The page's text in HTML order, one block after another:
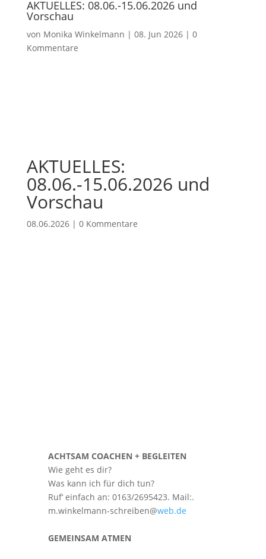
AKTUELLES: 08.06.-15.06.2026 und
Vorschau
von Monika Winkelmann | 08. Jun 2026| 0
Kommentare
AKTUELLES:
08.06.-15.06.2026 und
Vorschau
08.06.2026| 0 Kommentare
ACHTSAM COACHEN + BEGLEITEN
Wie geht es dir?
Was kann ich für dich tun?
Ruf‘ einfach an: 0163/2695423. Mail:.
m.winkelmann-schreiben@web.de
GEMEINSAM ATMEN